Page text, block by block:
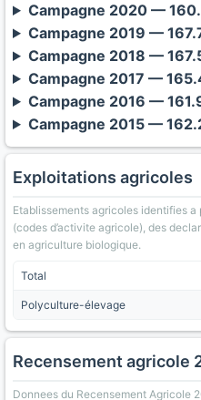
Campagne 2020 —
Campagne 2019 —
Campagne 2018 —
Campagne 2017 —
Campagne 2016 —
Campagne 2015 —
Exploitations agricoles
Etablissements agricoles identifies
(codes d’activite agricole), des
en agriculture biologique.
Total
Polyculture-élevage
Recensement agricole
Donnees du Recensement Agricole